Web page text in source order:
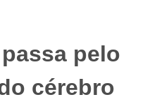
pelo
cérebro